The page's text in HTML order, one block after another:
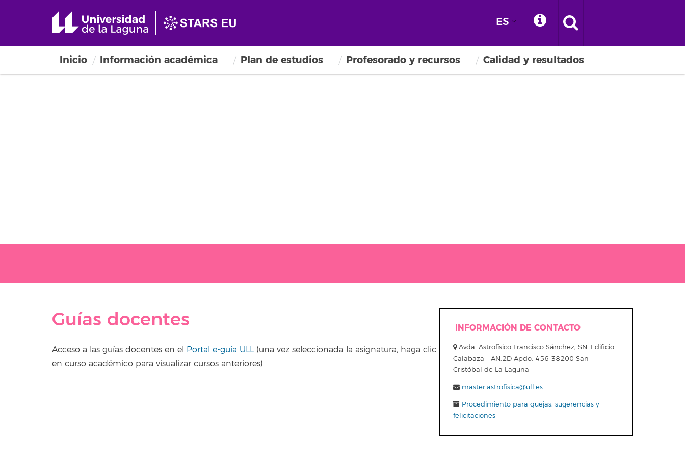
ES
Inicio Información académica Plan de estudios Profesorado y recursos Calidad y resultados
Guías docentes
Acceso a las guías docentes en el Portal e-guía ULL (una vez seleccionada la asignatura, haga clic
en curso académico para visualizar cursos anteriores).
INFORMACIÓN DE CONTACTO
Avda. Astrofísico Francisco Sánchez, SN. Edificio
Calabaza – AN.2D Apdo. 456 38200 San
Cristóbal de La Laguna
master.astrofisica@ull.es
Procedimiento para quejas, sugerencias y
felicitaciones